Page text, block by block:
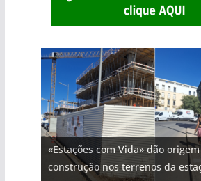
«Estações com Vida» dão
construção nos terrenos da